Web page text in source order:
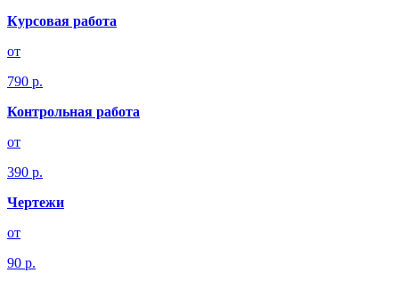
Курсовая работа
от
790 р.
Контрольная работа
от
390 р.
Чертежи
от
90 р.